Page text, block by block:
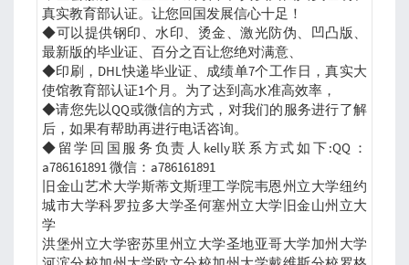
真实教育部认证。让您回国发展信心十足！
◆可以提供钢印、水印、烫金、激光防伪、凹凸版、
最新版的毕业证、百分之百让您绝对满意、
◆印刷，DHL快递毕业证、成绩单7个工作日，真实大
使馆教育部认证1个月。为了达到高水准高效率，
◆请您先以QQ或微信的方式，对我们的服务进行了解
后，如果有帮助再进行电话咨询。
◆留学回国服务负责人kelly联系方式如下:QQ：
a786161891 微信：a786161891
旧金山艺术大学斯蒂文斯理工学院韦恩州立大学纽约
城市大学科罗拉多大学圣何塞州立大学旧金山州立大
学
洪堡州立大学密苏里州立大学圣地亚哥大学加州大学